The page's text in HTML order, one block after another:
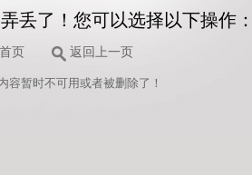
丢了！您可以选择以下操作
页 返回上一页
容暂时不可用或者被删除了！